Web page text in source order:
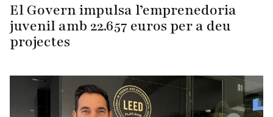
El Govern impulsa l’emprenedoria
juvenil amb 22.657 euros per a deu
projectes